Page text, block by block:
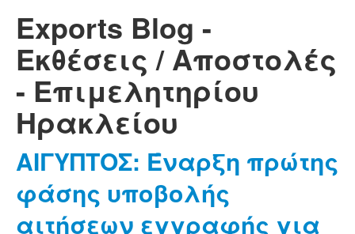
Exports Blog -
Εκθέσεις / Αποστολές
- Επιμελητηρίου
Ηρακλείου
ΑΙΓΥΠΤΟΣ: Έναρξη πρώτης
φάσης υποβολής
αιτήσεων εγγραφής για